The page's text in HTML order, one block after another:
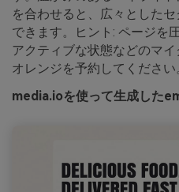
を合わせると、広々とした
できます。ヒント: ページを
アクティブな状態などのマ
オレンジを予約してください
media.ioを使って生成した